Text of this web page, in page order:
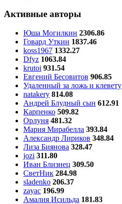
Активные авторы
Юша Могилкин 2306.86
Говард Уткин 1837.46
koss1967 1332.27
Dfyz 1063.84
krutoi 931.54
Евгений Бесовитов 906.85
Удаленный за ложь и клевету
natakery 814.08
Андрей Блудный сын 612.91
Карпенко 509.82
Орлуня 481.32
Мария Мирабелла 393.84
Александр Лириков 348.84
Лиза Биянова 328.47
jozi 311.80
Иван Близнец 309.50
СветНик 284.98
sladenko 206.37
zayac 196.99
Амалия Исильда 181.83